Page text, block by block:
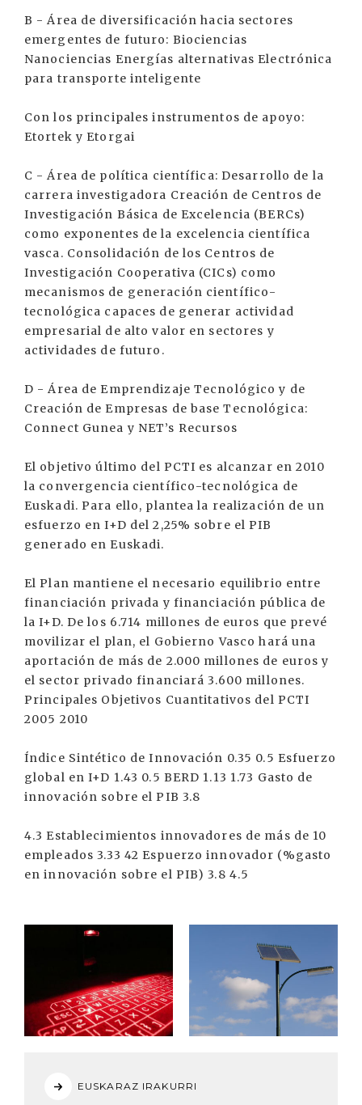
B - Área de diversificación hacia sectores
emergentes de futuro: Biociencias
Nanociencias Energías alternativas Electrónica
para transporte inteligente
Con los principales instrumentos de apoyo:
Etortek y Etorgai
C - Área de política científica: Desarrollo de la
carrera investigadora Creación de Centros de
Investigación Básica de Excelencia (BERCs)
como exponentes de la excelencia científica
vasca. Consolidación de los Centros de
Investigación Cooperativa (CICs) como
mecanismos de generación científico-
tecnológica capaces de generar actividad
empresarial de alto valor en sectores y
actividades de futuro.
D - Área de Emprendizaje Tecnológico y de
Creación de Empresas de base Tecnológica:
Connect Gunea y NET’s Recursos
El objetivo último del PCTI es alcanzar en 2010
la convergencia científico-tecnológica de
Euskadi. Para ello, plantea la realización de un
esfuerzo en I+D del 2,25% sobre el PIB
generado en Euskadi.
El Plan mantiene el necesario equilibrio entre
financiación privada y financiación pública de
la I+D. De los 6.714 millones de euros que prevé
movilizar el plan, el Gobierno Vasco hará una
aportación de más de 2.000 millones de euros y
el sector privado financiará 3.600 millones.
Principales Objetivos Cuantitativos del PCTI
2005 2010
Índice Sintético de Innovación 0.35 0.5 Esfuerzo
global en I+D 1.43 0.5 BERD 1.13 1.73 Gasto de
innovación sobre el PIB 3.8
4.3 Establecimientos innovadores de más de 10
empleados 3.33 42 Espuerzo innovador (%gasto
en innovación sobre el PIB) 3.8 4.5
EUSKARAZ IRAKURRI